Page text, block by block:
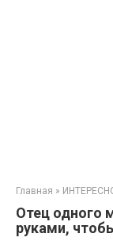
Главная »
Отец одного
руками,